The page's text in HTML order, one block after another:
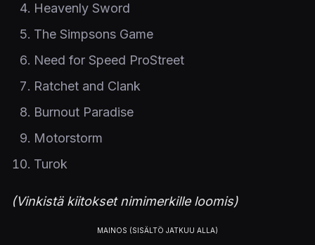
Heavenly Sword
The Simpsons Game
Need for Speed ProStreet
Ratchet and Clank
Burnout Paradise
Motorstorm
Turok
(Vinkistä kiitokset nimimerkille loomis)